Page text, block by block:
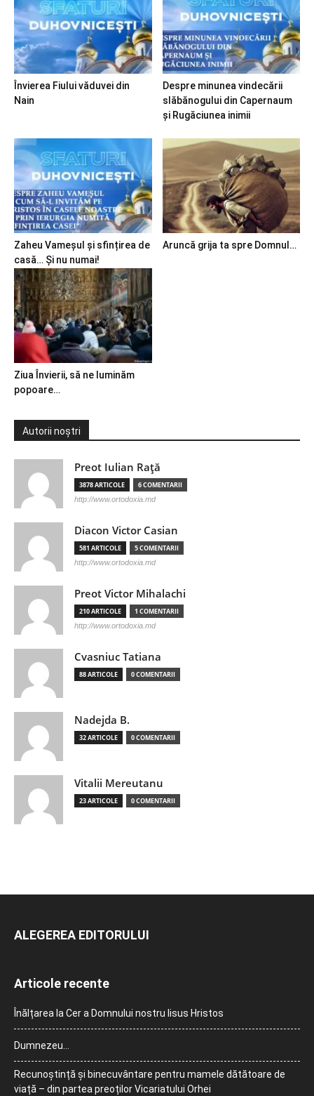
Învierea Fiului văduvei din
Nain
Despre minunea vindecării
slăbănogului din Capernaum
și Rugăciunea inimii
Zaheu Vameșul și sfințirea de
casă… Și nu numai!
Aruncă grija ta spre Domnul…
Ziua Învierii, să ne luminăm
popoare…
Autorii noștri
Preot Iulian Raţă
3878 ARTICOLE 6 COMENTARII
http://www.ortodoxia.md
Diacon Victor Casian
581 ARTICOLE 5 COMENTARII
http://www.ortodoxia.md
Preot Victor Mihalachi
210 ARTICOLE 1 COMENTARII
http://www.ortodoxia.md
Cvasniuc Tatiana
88 ARTICOLE 0 COMENTARII
Nadejda B.
32 ARTICOLE 0 COMENTARII
Vitalii Mereutanu
23 ARTICOLE 0 COMENTARII
ALEGEREA EDITORULUI
Articole recente
Înălțarea la Cer a Domnului nostru Iisus Hristos
Dumnezeu…
Recunoștință și binecuvântare pentru mamele dătătoare de
viață – din partea preoților Vicariatului Orhei